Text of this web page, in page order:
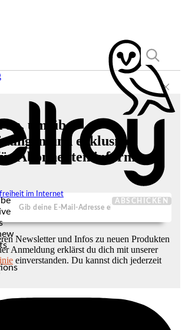
im Internet
an, um über
und exklusive
Abonnenten informiert
ABSCHICKEN
Newsletter und Infos zu neuen Produkten
Anmeldung erklärst du dich mit unserer
einverstanden. Du kannst dich jederzeit